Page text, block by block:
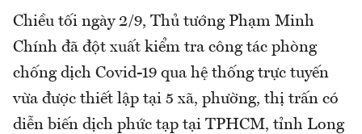
Chiều tối ngày 2/9, Thủ tướng Phạm Minh
Chính đã đột xuất kiểm tra công tác phòng
chống dịch Covid-19 qua hệ thống trực tuyến
vừa được thiết lập tại 5 xã, phường, thị trấn có
diễn biến dịch phức tạp tại TPHCM, tỉnh Long